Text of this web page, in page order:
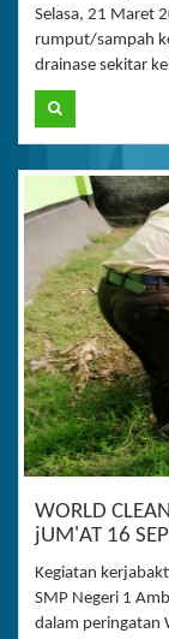
Selasa, 21 Maret
rumput/sampah
drainase sekitar
WORLD
jUM'AT 16
Kegiatan
SMP Negeri 1
dalam peringatan